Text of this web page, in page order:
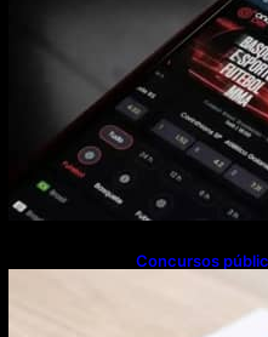
Concursos